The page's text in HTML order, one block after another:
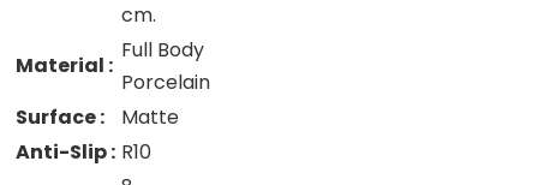
cm.
Material :
Full Body
Porcelain
Surface :
Matte
Anti-Slip : R10